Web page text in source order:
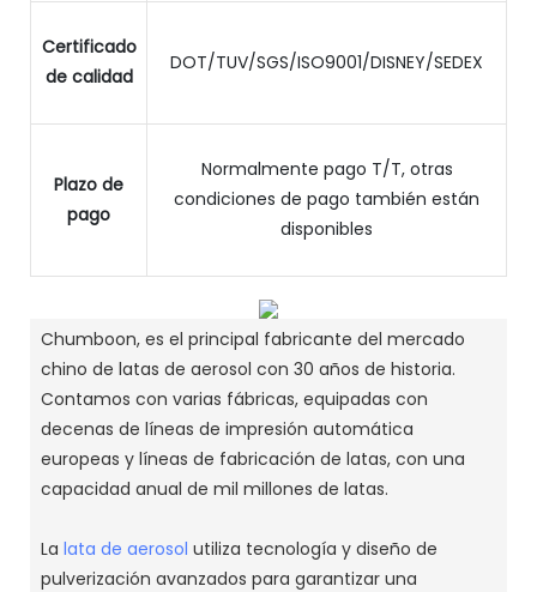
Certificado
de calidad
DOT/TUV/SGS/ISO9001/DISNEY/SEDEX
Plazo de
pago
Normalmente pago T/T, otras
condiciones de pago también están
disponibles
Chumboon, es el principal fabricante del mercado
chino de latas de aerosol con 30 años de historia.
Contamos con varias fábricas, equipadas con
decenas de líneas de impresión automática
europeas y líneas de fabricación de latas, con una
capacidad anual de mil millones de latas.
La lata de aerosol utiliza tecnología y diseño de
pulverización avanzados para garantizar una